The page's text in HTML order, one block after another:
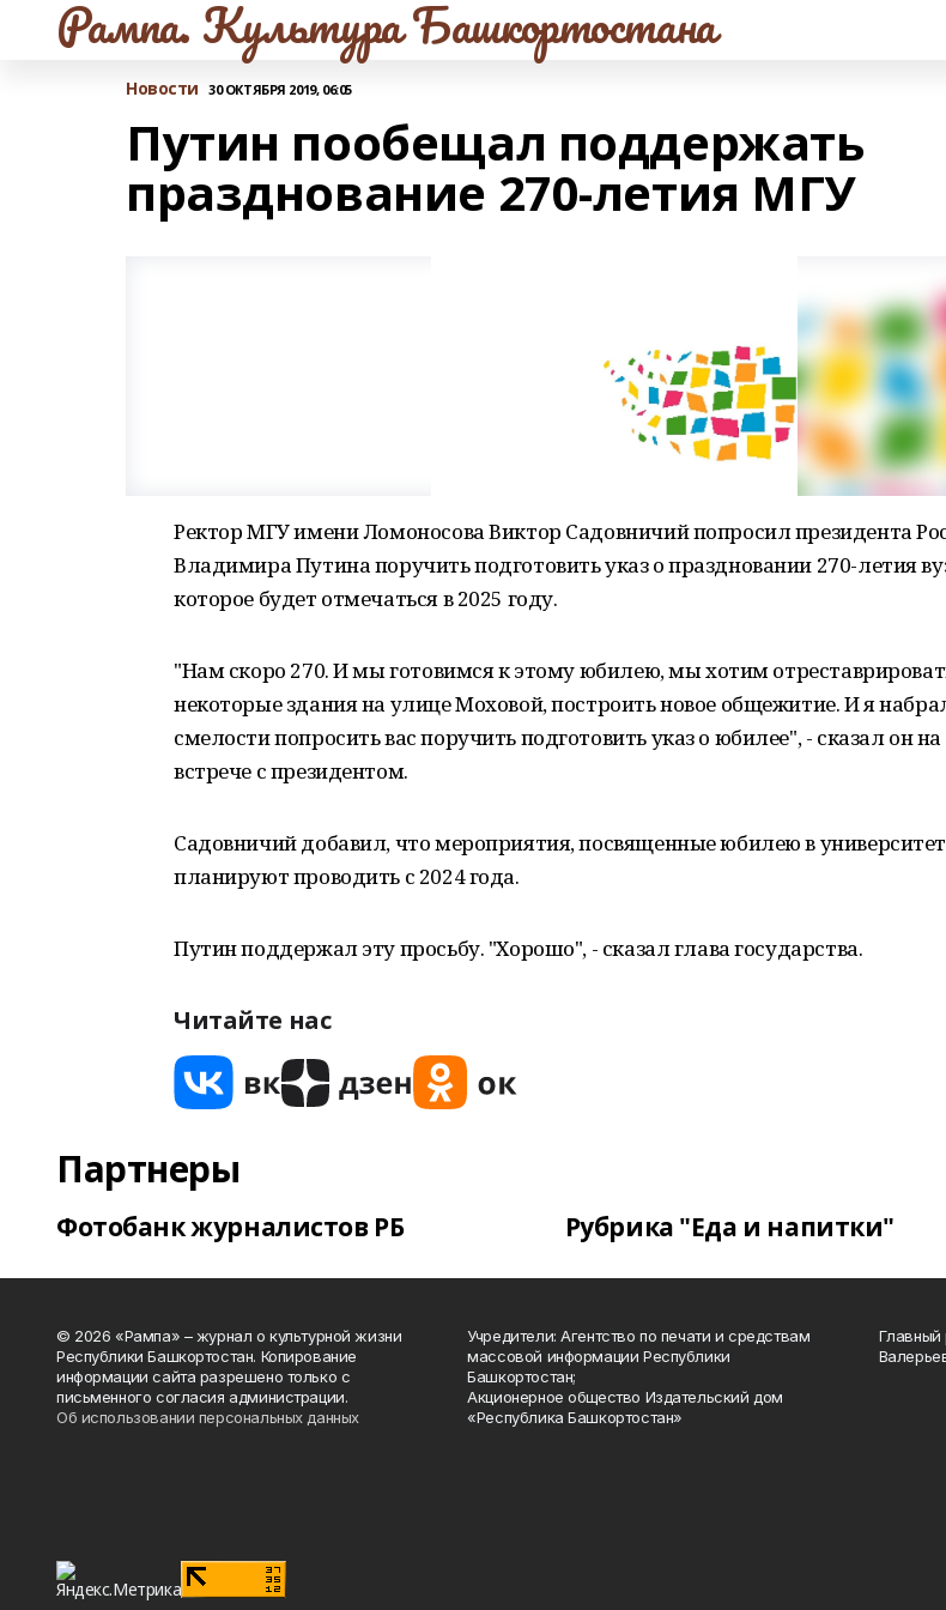
Рампа. Культура Башкортостана
Новости 30 ОКТЯБРЯ 2019, 06:05
Путин пообещал поддержать
празднование 270-летия МГУ
Ректор МГУ имени Ломоносова Виктор Садовничий попросил президента
Владимира Путина поручить подготовить указ о праздновании 270-летия
которое будет отмечаться в 2025 году.
"Нам скоро 270. И мы готовимся к этому юбилею, мы хотим
некоторые здания на улице Моховой, построить новое общежитие. И я
смелости попросить вас поручить подготовить указ о юбилее", - сказал он на
встрече с президентом.
Садовничий добавил, что мероприятия, посвященные юбилею в
планируют проводить с 2024 года.
Путин поддержал эту просьбу. "Хорошо", - сказал глава государства.
Читайте нас
Партнеры
Фотобанк журналистов РБ Рубрика "Еда и напитки"
© 2026 «Рампа» – журнал о культурной жизни
Республики Башкортостан. Копирование
информации сайта разрешено только с
письменного согласия администрации.
Об использовании персональных данных
Учредители: Агентство по печати и средствам
массовой информации Республики
Башкортостан;
Акционерное общество Издательский дом
«Республика Башкортостан»
Главный